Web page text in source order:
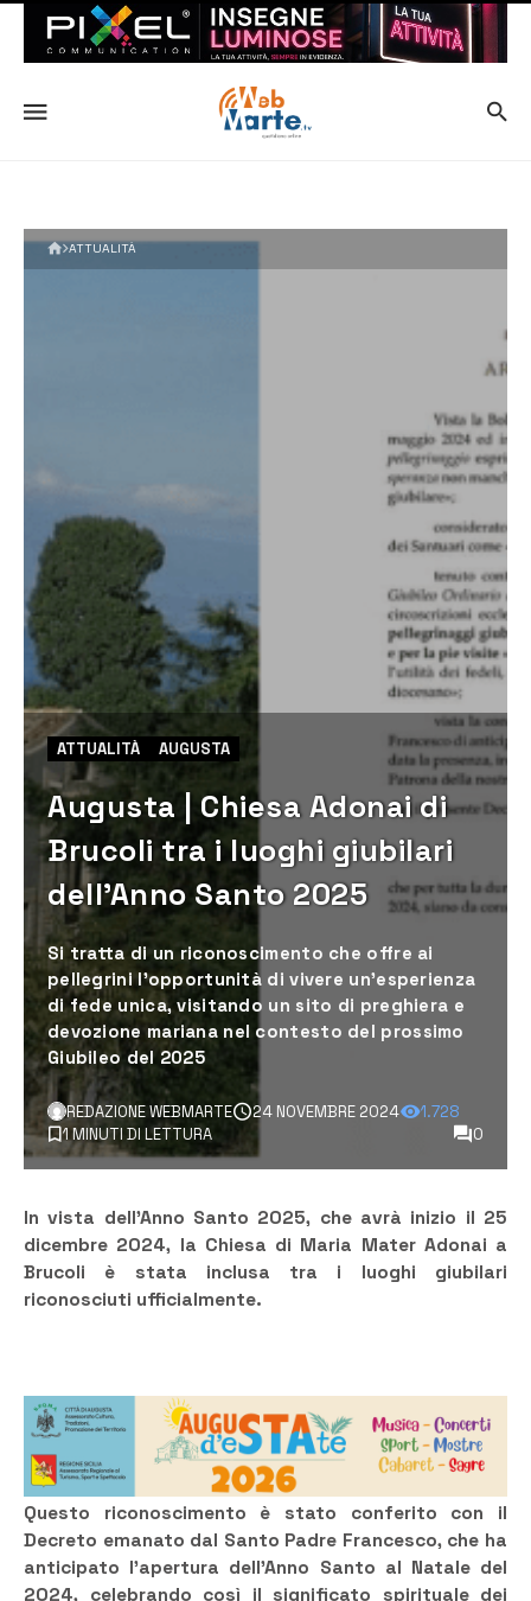
ATTUALITÀ
ATTUALITÀ AUGUSTA
Augusta | Chiesa Adonai di
Brucoli tra i luoghi giubilari
dell’Anno Santo 2025
Si tratta di un riconoscimento che offre ai
pellegrini l'opportunità di vivere un'esperienza
di fede unica, visitando un sito di preghiera e
devozione mariana nel contesto del prossimo
Giubileo del 2025
REDAZIONE WEBMARTE 24 NOVEMBRE 2024
1.728
1 MINUTI DI LETTURA
0
In vista dell’Anno Santo 2025, che avrà inizio il 25
dicembre 2024, la Chiesa di Maria Mater Adonai a
Brucoli è stata inclusa tra i luoghi giubilari
riconosciuti ufficialmente.
Questo riconoscimento è stato conferito con il
Decreto emanato dal Santo Padre Francesco, che ha
anticipato l’apertura dell’Anno Santo al Natale del
2024, celebrando così il significato spirituale dei